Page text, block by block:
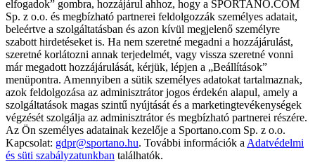
elfogadok” gombra, hozzájárul ahhoz, hogy a SPORTANO.COM
Sp. z o.o. és megbízható partnerei feldolgozzák személyes adatait,
beleértve a szolgáltatásban és azon kívül megjelenő személyre
szabott hirdetéseket is. Ha nem szeretné megadni a hozzájárulást,
szeretné korlátozni annak terjedelmét, vagy vissza szeretné vonni
már megadott hozzájárulását, kérjük, lépjen a „Beállítások”
menüpontra. Amennyiben a sütik személyes adatokat tartalmaznak,
azok feldolgozása az adminisztrátor jogos érdekén alapul, amely a
szolgáltatások magas szintű nyújtását és a marketingtevékenységek
végzését szolgálja az adminisztrátor és megbízható partnerei részére.
Az Ön személyes adatainak kezelője a Sportano.com Sp. z o.o.
Kapcsolat: gdpr@sportano.hu. További információk a Adatvédelmi
és süti szabályzatunkban találhatók.